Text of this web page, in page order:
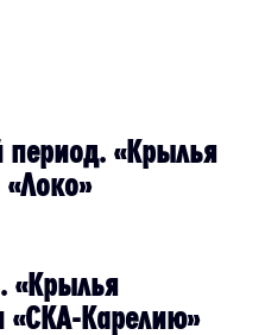
«Крылья
«Крылья
«СКА-Карелию»